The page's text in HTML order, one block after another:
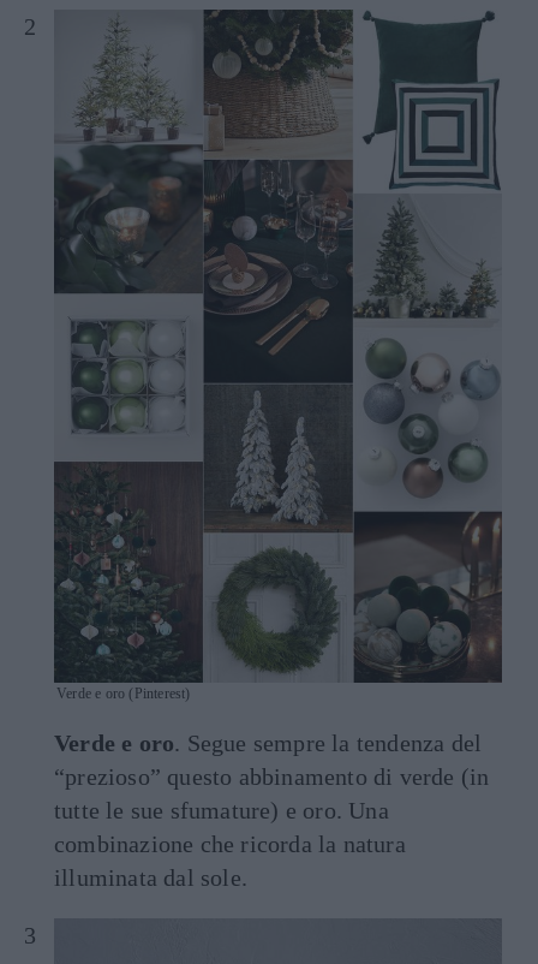
Verde e oro (Pinterest)
Verde e oro. Segue sempre la tendenza del
“prezioso” questo abbinamento di verde (in
tutte le sue sfumature) e oro. Una
combinazione che ricorda la natura
illuminata dal sole.